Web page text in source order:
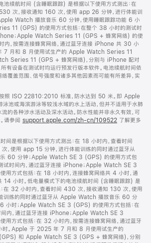
池续航时间 (含睡眠跟踪) 是根据以下使用方式测出：在
次，接收通知 160 次，使用 app 26 分钟，进行体能训
Watch 播放音乐 60 分钟，使用睡眠跟踪功能 6 小
11 (GPS) 的使用方式包括：在整个 38 小时的测试时
；Apple Watch Series 11 (GPS + 蜂窝网络) 的使
内，按需连接蜂窝网络，通过蓝牙连接 iPhone 共 30 小
7 月和 8 月使用试生产的 Apple Watch Series 11
Series 11 (GPS + 蜂窝网络)，分别与 iPhone 配对
所有设备在测试时均运行预发行版本软件。电池续航时间依
络覆盖范围、信号强度和诸多其他因素而可能有所差异，实
ISO 22810:2010 标准，防水达到 50 米。即 Apple
池或海滨游泳等较浅水域的水上活动，但并不适用于水肺
流的各种涉水活动及深水活动。防水性能并非永久有效，可
请参阅 support.apple.com/zh-cn/109522 了解更多
间是根据以下使用方式测出：在 18 小时内，查看时间
，使用 app 15 分钟，进行体能训练的同时通过蓝牙从
60 分钟；Apple Watch SE 3 (GPS) 的使用方式包
试时间内，通过蓝牙连接 iPhone；Apple Watch SE 3
方式包括：在 18 小时内，连接蜂窝网络共 4 小时，通
小时。低电量模式下的电池续航时间 (含睡眠跟踪) 是
在 32 小时内，查看时间 430 次，接收通知 130 次，使用
训练的同时通过蓝牙从 Apple Watch 播放音乐 60 分
6 小时；Apple Watch SE 3 (GPS) 的使用方式包括：在
内，通过蓝牙连接 iPhone；Apple Watch SE 3
方式包括：在 32 小时内，按需连接蜂窝网络，通过蓝牙
。Apple 于 2025 年 7 月和 8 月使用试生产的
和 Apple Watch SE 3 (GPS + 蜂窝网络)，分别